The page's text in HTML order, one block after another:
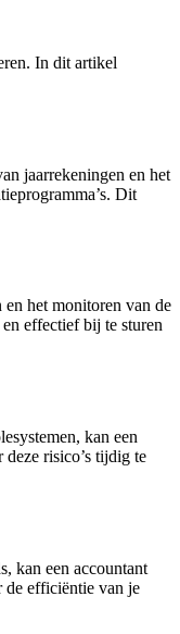
In dit artikel
jaarrekeningen en het
Dit
het monitoren van de
effectief bij te sturen
kan een
risico’s tijdig te
kan een accountant
de efficiëntie van je